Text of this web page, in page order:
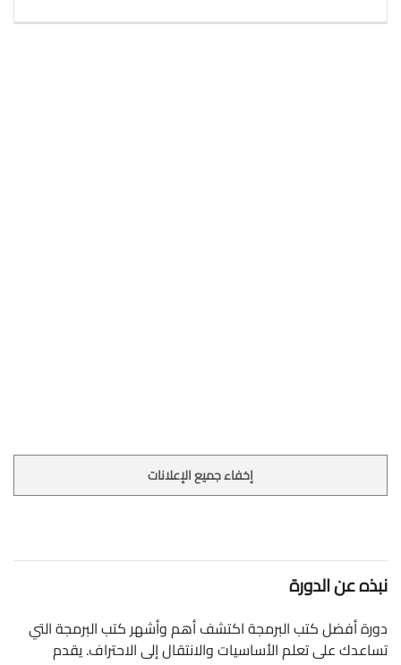
إخفاء جميع الإعلانات
نبذه عن الدورة
دورة أفضل كتب البرمجة اكتشف أهم وأشهر كتب البرمجة التي
تساعدك على تعلم الأساسيات والانتقال إلى الاحتراف. يقدم